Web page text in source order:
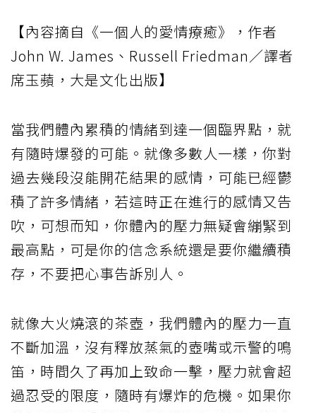
【內容摘自《一個人的愛情療癒》，作者
John W. James、Russell Friedman／譯者
席玉蘋，大是文化出版】
當我們體內累積的情緒到達一個臨界點，就
有隨時爆發的可能。就像多數人一樣，你對
過去幾段沒能開花結果的感情，可能已經鬱
積了許多情緒，若這時正在進行的感情又告
吹，可想而知，你體內的壓力無疑會繃緊到
最高點，可是你的信念系統還是要你繼續積
存，不要把心事告訴別人。
就像大火燒滾的茶壺，我們體內的壓力一直
不斷加溫，沒有釋放蒸氣的壺嘴或示警的鳴
笛，時間久了再加上致命一擊，壓力就會超
過忍受的限度，隨時有爆炸的危機。如果你